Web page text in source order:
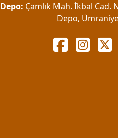
Depo: Çamlık Mah. İkbal Cad.
Depo,